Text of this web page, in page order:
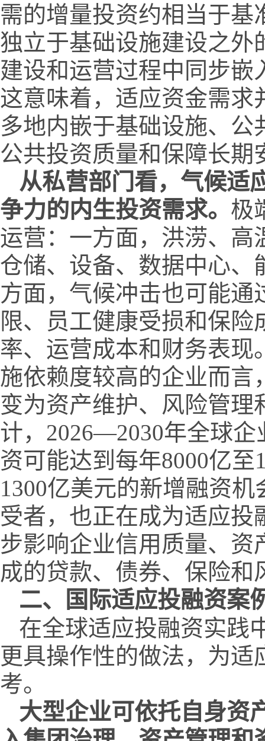
需的增量投资约相当于基
独立于基础设施建设之外
建设和运营过程中同步
这意味着，适应资金需
多地内嵌于基础设施、
公共投资质量和保障长期
从私营部门看，气候适
争力的内生投资需求。 极
运营：一方面，洪涝、高
仓储、设备、数据中心、
方面，气候冲击也可能
限、员工健康受损和保
率、运营成本和财务表
施依赖度较高的企业而言
变为资产维护、风险管
计，2026—2030年全球
资可能达到每年8000亿
1300亿美元的新增融资
受者，也正在成为适应
步影响企业信用质量、
成的贷款、债券、保险
二、
国际适应投融资案
在全球适应投融资实践
更具操作性的做法，为
考。
大型企业可依托自身资